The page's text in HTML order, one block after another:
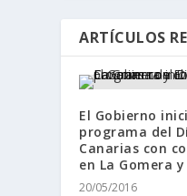
ARTÍCULOS
El Gobierno
programa del
Canarias con
en La Gomera
20/05/2016